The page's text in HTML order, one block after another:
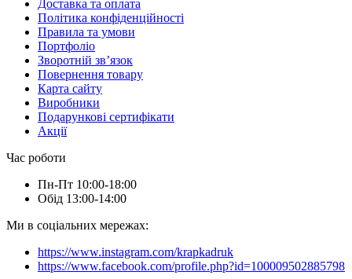
Доставка та оплата
Політика конфіденційності
Правила та умови
Портфоліо
Зворотній зв’язок
Повернення товару
Карта сайту
Виробники
Подарункові сертифікати
Акції
Час роботи
Пн-Пт 10:00-18:00
Обід 13:00-14:00
Ми в соціальних мережах:
https://www.instagram.com/krapkadruk
https://www.facebook.com/profile.php?id=100009502885798